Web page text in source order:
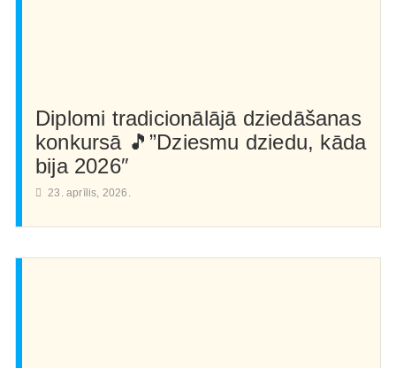
Diplomi tradicionālājā dziedāšanas
konkursā 🎵”Dziesmu dziedu, kāda
bija 2026″
23. aprīlis, 2026.